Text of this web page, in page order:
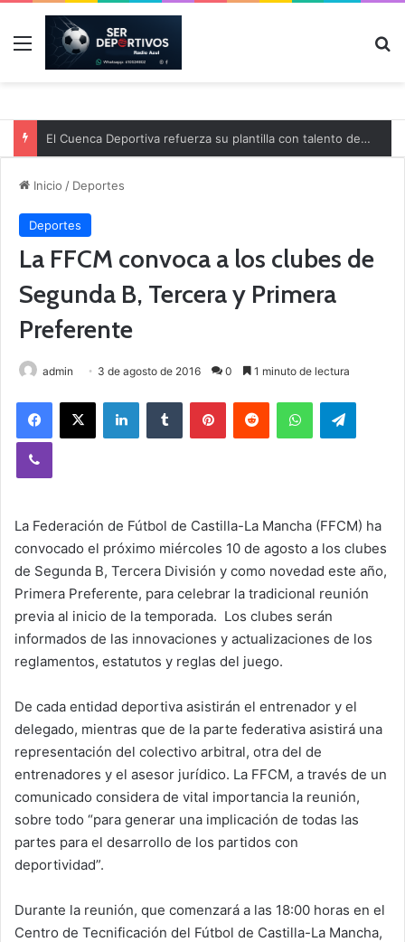
Menú
El Cuenca Deportiva refuerza su plantilla con talento de la comarca
Inicio / Deportes
Deportes
La FFCM convoca a los clubes de
Segunda B, Tercera y Primera
Preferente
admin 3 de agosto de 2016 0 1 minuto de lectura
La Federación de Fútbol de Castilla-La Mancha (FFCM) ha
convocado el próximo miércoles 10 de agosto a los clubes
de Segunda B, Tercera División y como novedad este año,
Primera Preferente, para celebrar la tradicional reunión
previa al inicio de la temporada. Los clubes serán
informados de las innovaciones y actualizaciones de los
reglamentos, estatutos y reglas del juego.
De cada entidad deportiva asistirán el entrenador y el
delegado, mientras que de la parte federativa asistirá una
representación del colectivo arbitral, otra del de
entrenadores y el asesor jurídico. La FFCM, a través de un
comunicado considera de vital importancia la reunión,
sobre todo “para generar una implicación de todas las
partes para el desarrollo de los partidos con
deportividad”.
Durante la reunión, que comenzará a las 18:00 horas en el
Centro de Tecnificación del Fútbol de Castilla-La Mancha,